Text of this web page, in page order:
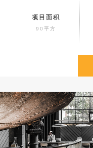
项目面积
90平方